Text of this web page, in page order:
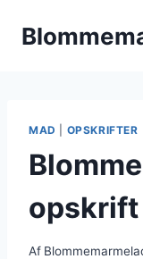
MAD OPSKRIFTER
Af